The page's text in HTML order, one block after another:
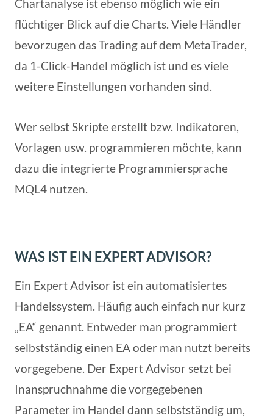
Chartanalyse ist ebenso möglich wie ein
flüchtiger Blick auf die Charts. Viele Händler
bevorzugen das Trading auf dem MetaTrader,
da 1-Click-Handel möglich ist und es viele
weitere Einstellungen vorhanden sind.
Wer selbst Skripte erstellt bzw. Indikatoren,
Vorlagen usw. programmieren möchte, kann
dazu die integrierte Programmiersprache
MQL4 nutzen.
WAS IST EIN EXPERT ADVISOR?
Ein Expert Advisor ist ein automatisiertes
Handelssystem. Häufig auch einfach nur kurz
„EA“ genannt. Entweder man programmiert
selbstständig einen EA oder man nutzt bereits
vorgegebene. Der Expert Advisor setzt bei
Inanspruchnahme die vorgegebenen
Parameter im Handel dann selbstständig um,